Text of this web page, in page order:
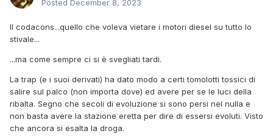
Posted December 8, 2023
Il codacons...quello che voleva vietare i motori diesel su tutto lo
stivale...
...ma come sempre ci si è svegliati tardi.
La trap (e i suoi derivati) ha dato modo a certi tomolotti tossici di
salire sul palco (non importa dove) ed avere per se le luci della
ribalta. Segno che secoli di evoluzione si sono persi nel nulla e
non basta avere la stazione eretta per dire di essersi evoluti. Visto
che ancora si esalta la droga.